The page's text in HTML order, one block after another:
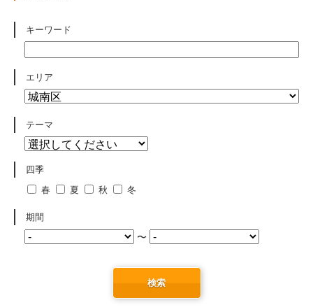
キーワード
エリア
テーマ
四季
春
夏 秋 冬
期間
〜
検索